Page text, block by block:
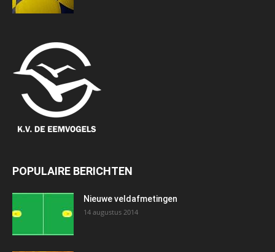
POPULAIRE BERICHTEN
Nieuwe veldafmetingen
14 augustus 2014